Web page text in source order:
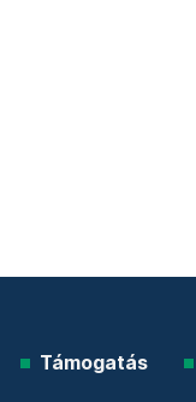
Támogatás